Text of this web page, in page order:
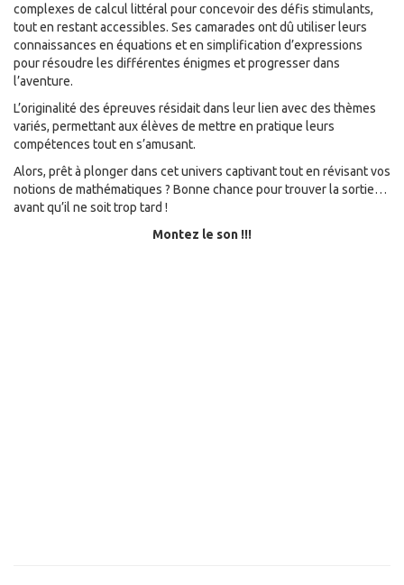
complexes de calcul littéral pour concevoir des défis stimulants,
tout en restant accessibles. Ses camarades ont dû utiliser leurs
connaissances en équations et en simplification d’expressions
pour résoudre les différentes énigmes et progresser dans
l’aventure.
L’originalité des épreuves résidait dans leur lien avec des thèmes
variés, permettant aux élèves de mettre en pratique leurs
compétences tout en s’amusant.
Alors, prêt à plonger dans cet univers captivant tout en révisant vos
notions de mathématiques ? Bonne chance pour trouver la sortie…
avant qu’il ne soit trop tard !
Montez le son !!!